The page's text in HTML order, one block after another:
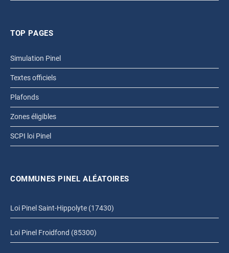
TOP PAGES
Simulation Pinel
Textes officiels
Plafonds
Zones éligibles
SCPI loi Pinel
COMMUNES PINEL ALÉATOIRES
Loi Pinel Saint-Hippolyte (17430)
Loi Pinel Froidfond (85300)